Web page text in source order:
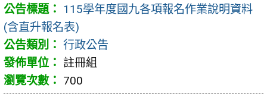
115學年度國九各項報名作業說明資料
(含直升報名表)
行政公告
註冊組
700